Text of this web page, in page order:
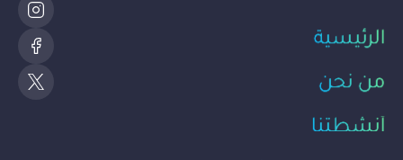
الرئيسية
من نحن
أنشطتنا